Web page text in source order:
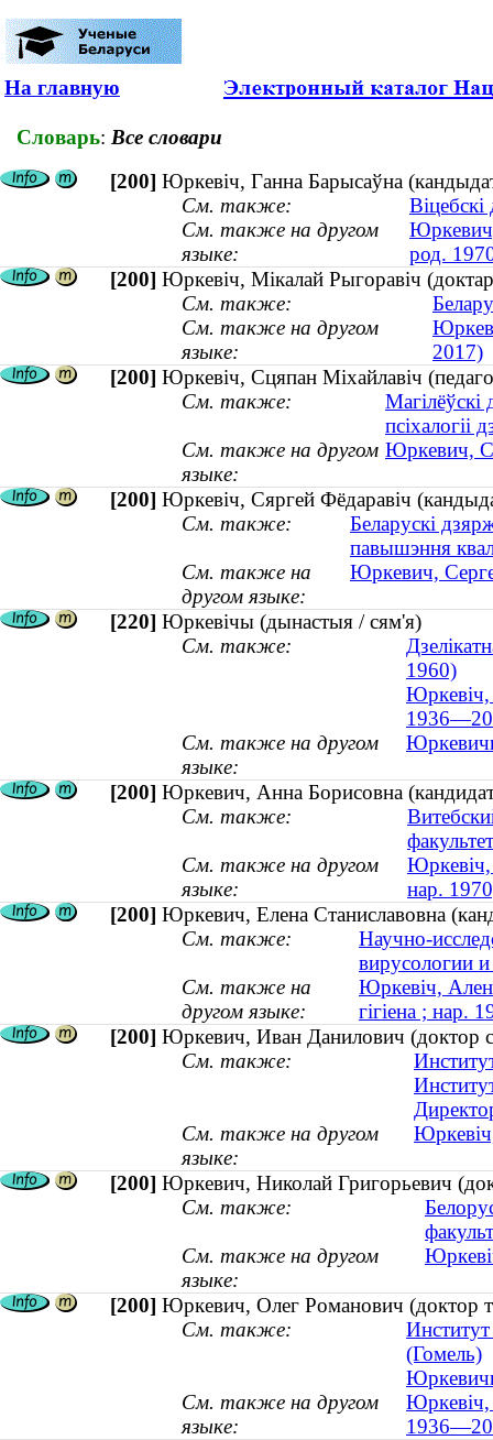
На главную
Словарь: Все словари
[200] Юркевіч, Ганна Барысаўна
См. также:
См. также на другом
языке:
род.
[200] Юркевіч, Мікалай Рыгоравіч
См. также:
См. также на другом
языке:
2017)
[200] Юркевіч, Сцяпан Міхайлавіч
См. также:
Магілёўскі
псіхалогіі
См. также на другом
языке:
Юркевич,
[200] Юркевіч, Сяргей Фёдаравіч
См. также:
Беларускі
павышэння
См. также на
другом языке:
Юркевич,
[220] Юркевічы (дынастыя / сям'я)
См. также:
1960)
Юркевіч,
См. также на другом
языке:
[200] Юркевич, Анна Борисовна
См. также:
факультет
См. также на другом
языке:
нар.
[200] Юркевич, Елена Станиславовна
См. также:
Научно-
вирусологии
См. также на
другом языке:
Юркевіч,
гігіена ; нар.
[200] Юркевич, Иван Данилович (доктор
См. также:
См. также на другом
языке:
[200] Юркевич, Николай Григорьевич
См. также:
См. также на другом
языке:
[200] Юркевич, Олег Романович (доктор
См. также:
(Гомель)
См. также на другом
языке:
Юркевіч,